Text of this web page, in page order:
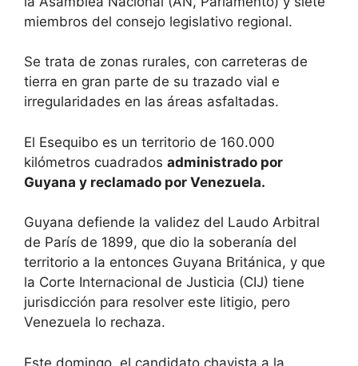
miembros del consejo legislativo regional.
Se trata de zonas rurales, con carreteras de
tierra en gran parte de su trazado vial e
irregularidades en las áreas asfaltadas.
El Esequibo es un territorio de 160.000
kilómetros cuadrados administrado por
Guyana y reclamado por Venezuela.
Guyana defiende la validez del Laudo Arbitral
de París de 1899, que dio la soberanía del
territorio a la entonces Guyana Británica, y que
la Corte Internacional de Justicia (CIJ) tiene
jurisdicción para resolver este litigio, pero
Venezuela lo rechaza.
Este domingo, el candidato chavista a la